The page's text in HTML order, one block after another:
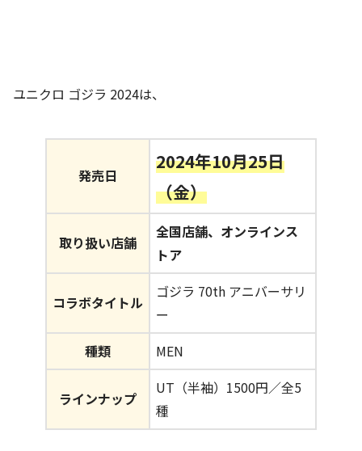
ユニクロ ゴジラ 2024は、
発売日
2024年10月25日
（金）
取り扱い店舗
全国店舗、オンラインス
トア
コラボタイトル
ゴジラ 70th アニバーサリ
ー
種類
MEN
ラインナップ
UT（半袖）1500円／全5
種